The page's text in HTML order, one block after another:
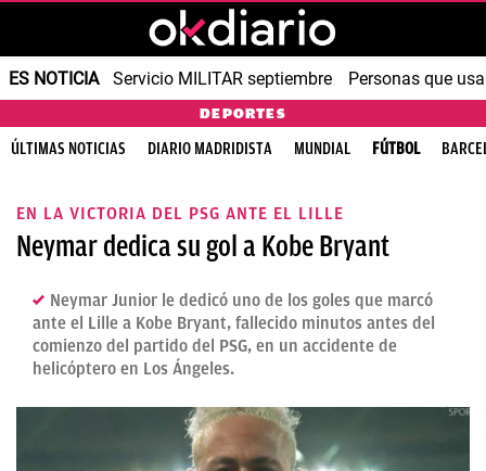
ES NOTICIA Servicio MILITAR septiembre Personas que
DEPORTES
ÚLTIMAS NOTICIAS DIARIO MADRIDISTA MUNDIAL FÚTBOL
EN LA VICTORIA DEL PSG ANTE EL LILLE
Neymar dedica su gol a Kobe Bryant
Neymar Junior le dedicó uno de los goles que marcó
ante el Lille a Kobe Bryant, fallecido minutos antes del
comienzo del partido del PSG, en un accidente de
helicóptero en Los Ángeles.